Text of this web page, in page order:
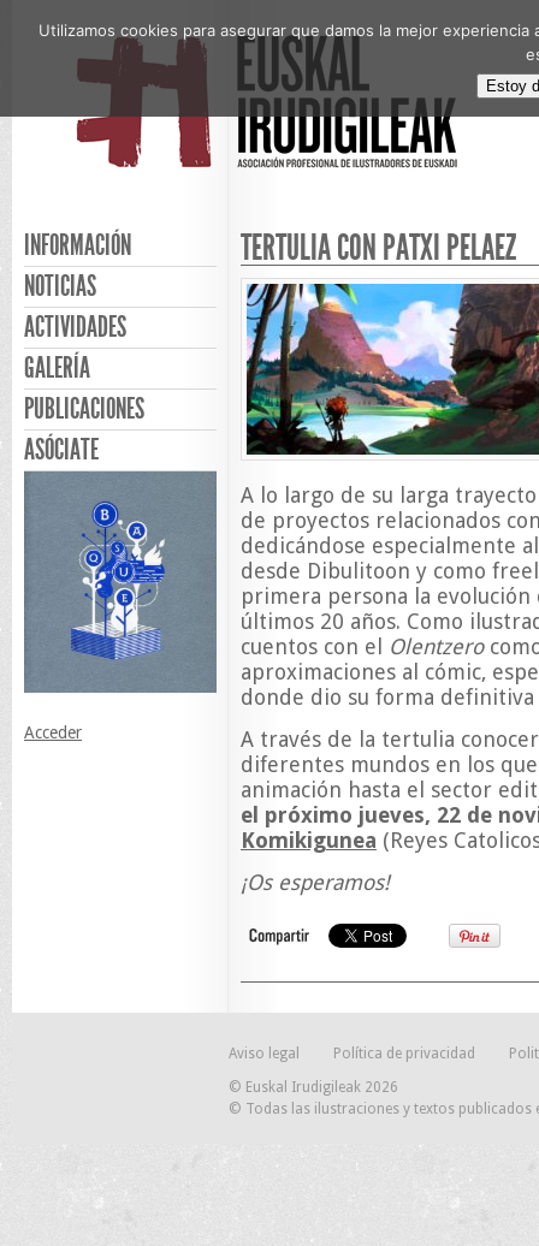
INFORMACIÓN
NOTICIAS
ACTIVIDADES
GALERÍA
PUBLICACIONES
ASÓCIATE
Acceder
TERTULIA CON PATXI PELÁEZ
A lo largo de su larga
de proyectos relacionados
dedicándose especialmente
desde Dibulitoon y como
primera persona la
últimos 20 años. Como
cuentos con el Olentzero
aproximaciones al cómic,
donde dio su forma
A través de la tertulia
diferentes mundos en los
animación hasta el sector
el próximo jueves, 22 de
Komikigunea (Reyes
¡Os esperamos!
Aviso legal Política de privacidad
© Euskal Irudigileak 2026
© Todas las ilustraciones y textos publicados
Utilizamos cookies para asegurar que damos la mejor
Estoy